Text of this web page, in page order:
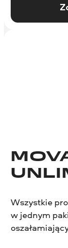
Wszystkie
w jednym